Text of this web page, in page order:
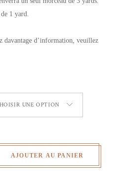
1 yard.
davantage d’information, veuillez
UNE OPTION
AJOUTER AU PANIER